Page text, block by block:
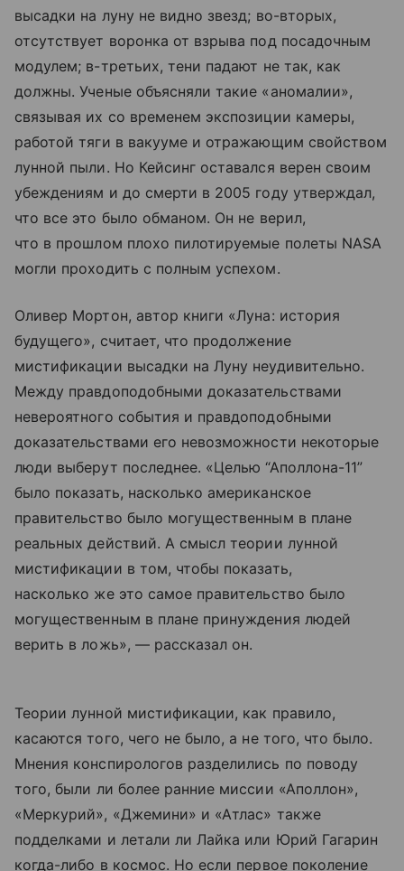
высадки на луну не видно звезд; во-вторых,
отсутствует воронка от взрыва под посадочным
модулем; в-третьих, тени падают не так, как
должны. Ученые объясняли такие «аномалии»,
связывая их со временем экспозиции камеры,
работой тяги в вакууме и отражающим свойством
лунной пыли. Но Кейсинг оставался верен своим
убеждениям и до смерти в 2005 году утверждал,
что все это было обманом. Он не верил,
что в прошлом плохо пилотируемые полеты NASA
могли проходить с полным успехом.
Оливер Мортон, автор книги «Луна: история
будущего», считает, что продолжение
мистификации высадки на Луну неудивительно.
Между правдоподобными доказательствами
невероятного события и правдоподобными
доказательствами его невозможности некоторые
люди выберут последнее. «Целью “Аполлона-11”
было показать, насколько американское
правительство было могущественным в плане
реальных действий. А смысл теории лунной
мистификации в том, чтобы показать,
насколько же это самое правительство было
могущественным в плане принуждения людей
верить в ложь», — рассказал он.
Теории лунной мистификации, как правило,
касаются того, чего не было, а не того, что было.
Мнения конспирологов разделились по поводу
того, были ли более ранние миссии «Аполлон»,
«Меркурий», «Джемини» и «Атлас» также
подделками и летали ли Лайка или Юрий Гагарин
когда-либо в космос. Но если первое поколение